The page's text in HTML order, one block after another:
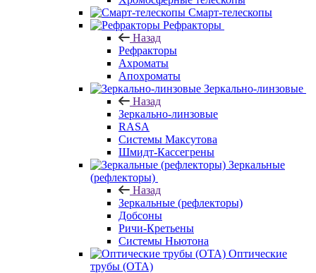
Смарт-телескопы
Рефракторы
Назад
Рефракторы
Ахроматы
Апохроматы
Зеркально-линзовые
Назад
Зеркально-линзовые
RASA
Системы Максутова
Шмидт-Кассегрены
Зеркальные
(рефлекторы)
Назад
Зеркальные (рефлекторы)
Добсоны
Ричи-Кретьены
Системы Ньютона
Оптические
трубы (OTA)